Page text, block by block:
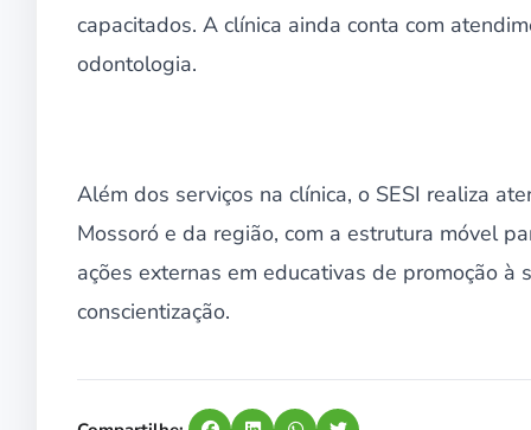
capacitados. A clínica ainda conta com
odontologia.
Além dos serviços na clínica, o SESI realiza
Mossoró e da região, com a estrutura móvel
ações externas em educativas de promoção
conscientização.